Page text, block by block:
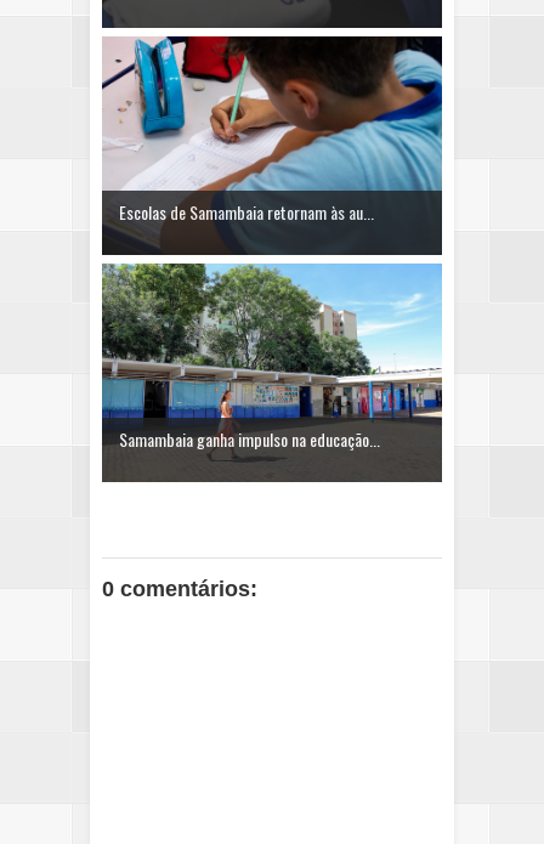
Escolas de Samambaia retornam às au...
Samambaia ganha impulso na educação...
0 comentários: